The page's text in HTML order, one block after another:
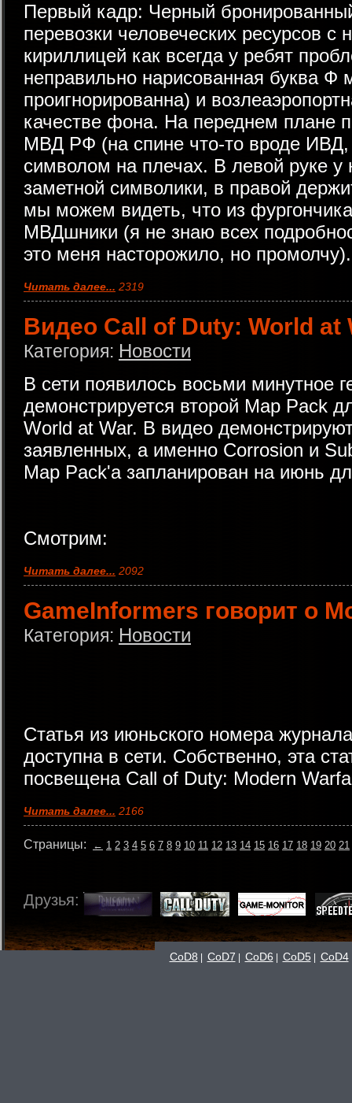
Первый кадр: Черный
перевозки человеческих ресурсов
кириллицей как всегда у ребят
неправильно нарисованная буква Ф
проигнорированна) и
качестве фона. На переднем плане
МВД РФ (на спине что-то вроде
символом на плечах. В левой руке у
заметной символики, в правой
мы можем видеть, что из
МВДшники (я не знаю всех
это меня насторожило, но промолчу).
Читать далее... 2319
Видео Call of Duty: World at
Категория: Новости
В сети появилось восьми минутное
демонстрируется второй Map Pack
World at War. В видео
заявленных, а именно Corrosion и
Map Pack'а запланирован на июнь
Смотрим:
Читать далее... 2092
GameInformers говорит о
Категория: Новости
Статья из июньского номера
доступна в сети. Собственно, эта
посвещена Call of Duty: Modern
Читать далее... 2166
Страницы: ← 1 2 3 4 5 6 7 8 9 10 11 12 13 14 15 16 17 18 19 20 21
Друзья:
CoD8 CoD7 CoD6 CoD5 CoD4